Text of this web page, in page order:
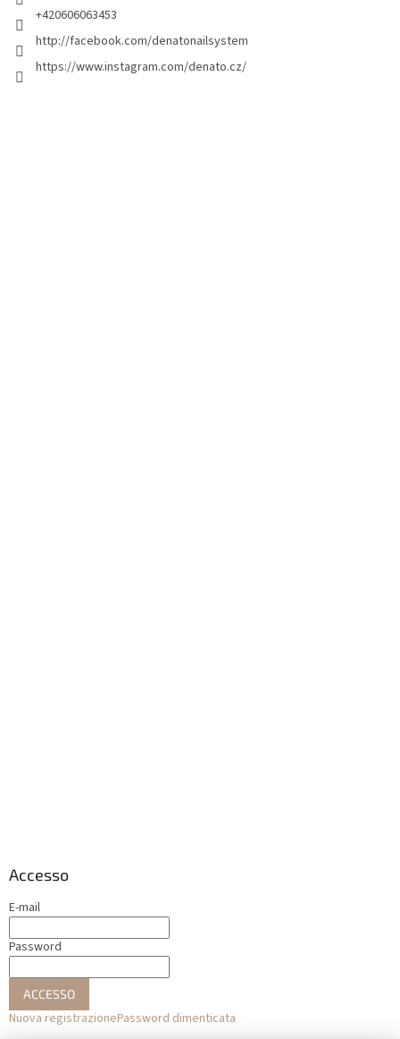
+420606063453
http://facebook.com/denatonailsystem
https://www.instagram.com/denato.cz/
Accesso
E-mail
Password
ACCESSO
Nuova registrazionePassword dimenticata